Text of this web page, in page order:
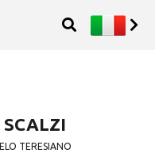
TERESIANO